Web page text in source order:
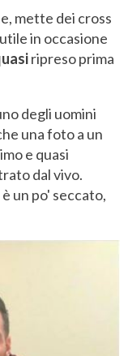
mette dei cross
utile in occasione
ripreso prima
degli uomini
una foto a un
e quasi
dal vivo.
un po' seccato,